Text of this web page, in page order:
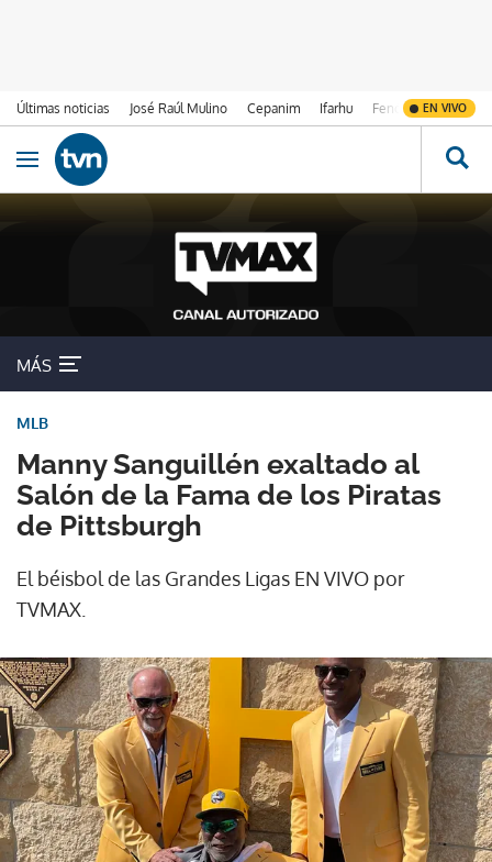
Últimas noticias José Raúl Mulino Cepanim Ifarhu Fenómeno de El
EN VIVO
Ir al contenido
Obrir navegació
MÁS
Manny Sanguillén exaltado al
Salón de la Fama de los Piratas
de Pittsburgh
MLB
El béisbol de las Grandes Ligas EN VIVO por
TVMAX.